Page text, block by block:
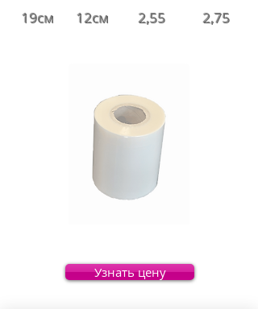
19см 12см 2,55 2,75
Узнать цену